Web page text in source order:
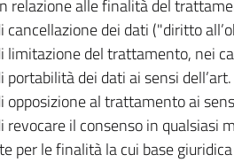
relazione alle finalità del
cancellazione dei dati ("diritto
limitazione del trattamento, nei
portabilità dei dati ai sensi
opposizione al trattamento ai
revocare il consenso in qualsiasi
per le finalità la cui base